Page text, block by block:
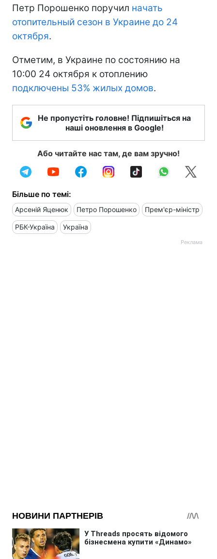
Петр Порошенко поручил начать
отопительный сезон в Украине до 24
октября.
Отметим, в Украине по состоянию на
10:00 24 октября к отоплению
подключены 53% жилых домов.
Не пропустіть головне! Підпишіться на
наші оновлення в Google!
Або читайте нас там, де вам зручно!
Більше по темі:
Арсеній Яценюк Петро Порошенко Прем'єр-міністр
РБК-Україна Україна